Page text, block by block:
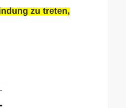
zu treten,